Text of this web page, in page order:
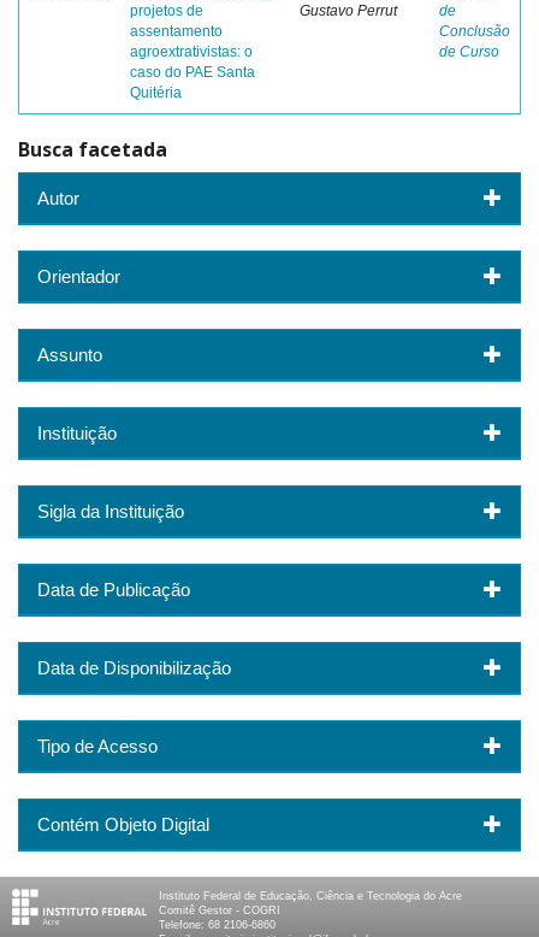
projetos de
assentamento
agroextrativistas: o
caso do PAE Santa
Quitéria
Gustavo Perrut
de
Conclusão
de Curso
Busca facetada
Autor
Orientador
Assunto
Instituição
Sigla da Instituição
Data de Publicação
Data de Disponibilização
Tipo de Acesso
Contém Objeto Digital
Instituto Federal de Educação, Ciência e Tecnologia do Acre
Comitê Gestor - COGRI
Telefone: 68 2106-6860